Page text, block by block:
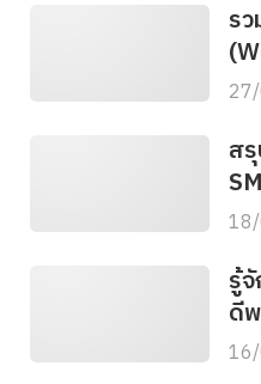
ร
ไง
ส
ข้
รู้
ดี